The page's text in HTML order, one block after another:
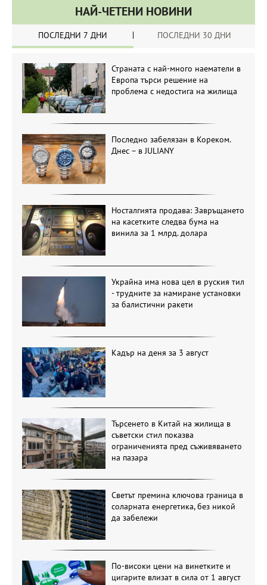
НАЙ-ЧЕТЕНИ НОВИНИ
ПОСЛЕДНИ 7 ДНИ ПОСЛЕДНИ 30 ДНИ
Страната с най-много наематели в
Европа търси решение на
проблема с недостига на жилища
Последно забелязан в Кореком.
Днес – в JULIANY
Носталгията продава: Завръщането
на касетките следва бума на
винила за 1 млрд. долара
Украйна има нова цел в руския тил
- трудните за намиране установки
за балистични ракети
Кадър на деня за 3 август
Търсенето в Китай на жилища в
съветски стил показва
ограниченията пред съживяването
на пазара
Светът премина ключова граница в
соларната енергетика, без никой
да забележи
По-високи цени на винетките и
цигарите влизат в сила от 1 август